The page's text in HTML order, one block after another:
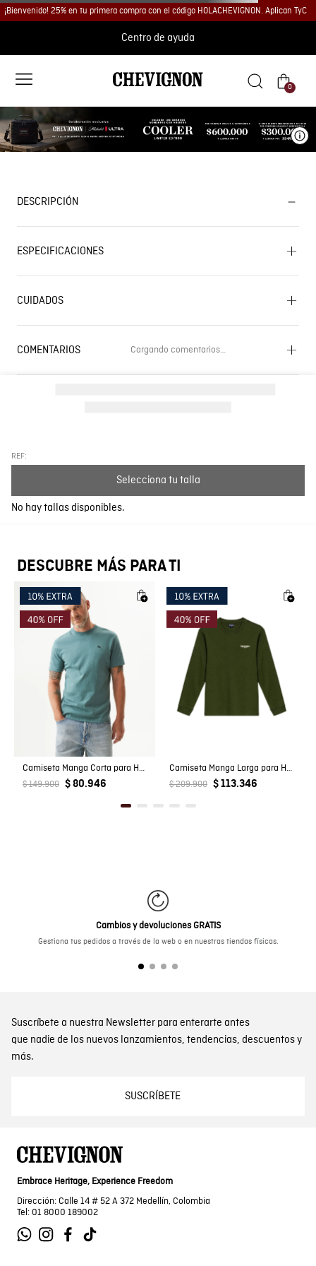
¡Bienvenido! 25% en tu primera compra con el código HOLACHEVIGNON. Aplican TyC
Centro de ayuda
0
REF:
Selecciona tu talla
No hay tallas disponibles.
DESCRIPCIÓN
ESPECIFICACIONES
CUIDADOS
COMENTARIOS Cargando comentarios…
Cargando el resumen…
DESCUBRE MÁS PARA TI
Camiseta Manga Corta para Hombre
$ 149.900 $ 80.946
Camiseta Manga Larga para Hombre
$ 209.900 $ 113.346
Cambios y devoluciones GRATIS
Gestiona tus pedidos a través de la web o en nuestras tiendas físicas.
Suscríbete a nuestra Newsletter para enterarte antes
que nadie de los nuevos lanzamientos, tendencias, descuentos y
más.
SUSCRÍBETE
Embrace Heritage, Experience Freedom
Dirección: Calle 14 # 52 A 372 Medellín, Colombia
Tel: 01 8000 189002